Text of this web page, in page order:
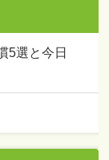
5選と今日